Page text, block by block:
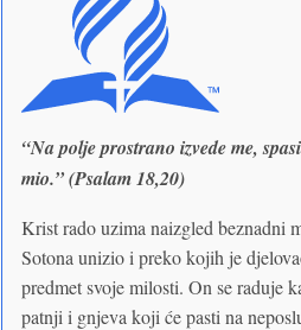
“Na polje prostrano izvede me,
mio.” (Psalam 18,20)
Krist rado uzima naizgled beznadni
Sotona unizio i preko kojih je
predmet svoje milosti. On se raduje
patnji i gnjeva koji će pasti na